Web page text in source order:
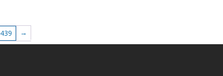
439 →